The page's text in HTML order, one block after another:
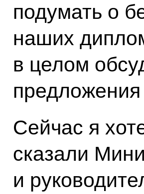
подумать о
наших
в целом
Сейчас я
сказали
и